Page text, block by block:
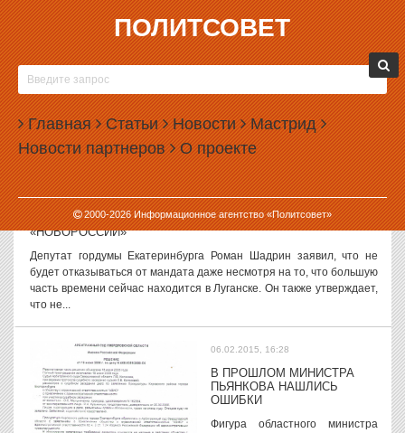
ПОЛИТСОВЕТ
Главная Статьи Новости Мастрид
Новости партнеров О проекте
2000-2026Информационное агентство «Политсовет»
06.02.2015, 18:01
СЛУХИ И ВЕРСИИ, 06 ФЕВРАЛЯ
Якобу пообещали не трогать Екатеринбург Говорят, что глава
администрации Екатеринбурга Александр Якоб вернулся на
прошлой неделе из Москвы в отличном настроении. На семинаре-
совещании для...
06.02.2015, 17:50
ДЕПУТАТ ШАДРИН ОТКАЗАЛСЯ СДАВАТЬ МАНДАТ РАДИ
«НОВОРОССИИ»
Депутат гордумы Екатеринбурга Роман Шадрин заявил, что не
будет отказываться от мандата даже несмотря на то, что большую
часть времени сейчас находится в Луганске. Он также утверждает,
что не...
06.02.2015, 16:28
В ПРОШЛОМ МИНИСТРА
ПЬЯНКОВА НАШЛИСЬ
ОШИБКИ
Фигура областного министра